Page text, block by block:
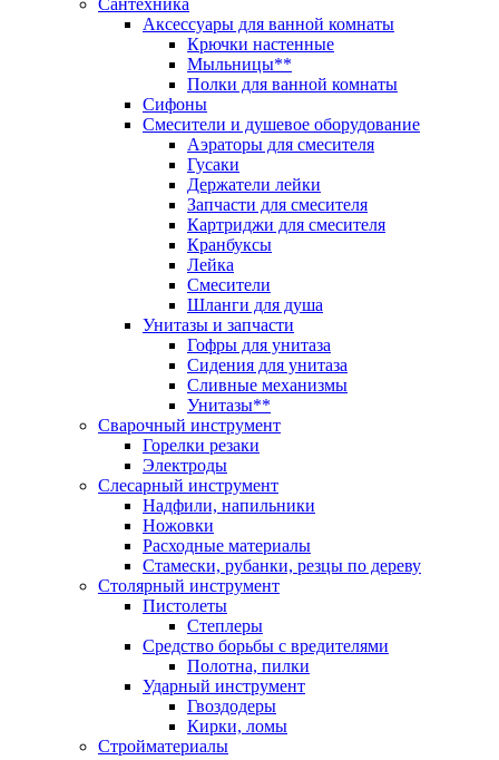
Сантехника
Аксессуары для ванной комнаты
Крючки настенные
Мыльницы**
Полки для ванной комнаты
Сифоны
Смесители и душевое оборудование
Аэраторы для смесителя
Гусаки
Держатели лейки
Запчасти для смесителя
Картриджи для смесителя
Кранбуксы
Лейка
Смесители
Шланги для душа
Унитазы и запчасти
Гофры для унитаза
Сидения для унитаза
Сливные механизмы
Унитазы**
Сварочный инструмент
Горелки резаки
Электроды
Слесарный инструмент
Надфили, напильники
Ножовки
Расходные материалы
Стамески, рубанки, резцы по дереву
Столярный инструмент
Пистолеты
Степлеры
Средство борьбы с вредителями
Полотна, пилки
Ударный инструмент
Гвоздодеры
Кирки, ломы
Стройматериалы